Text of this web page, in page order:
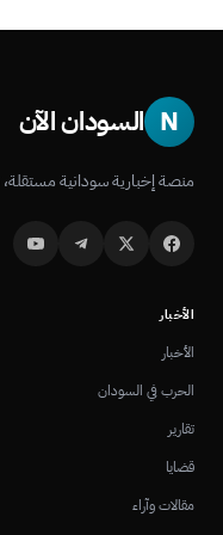
N السودان الآن
منصة إخبارية سودانية
الأخبار
الأخبار
الحرب في السودان
تقارير
قضايا
مقالات وآراء